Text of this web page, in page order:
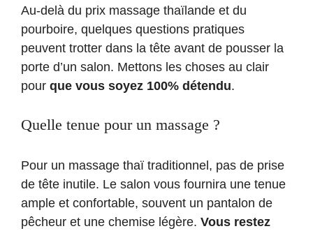
Au-delà du prix massage thaïlande et du
pourboire, quelques questions pratiques
peuvent trotter dans la tête avant de pousser la
porte d’un salon. Mettons les choses au clair
pour que vous soyez 100% détendu.
Quelle tenue pour un massage ?
Pour un massage thaï traditionnel, pas de prise
de tête inutile. Le salon vous fournira une tenue
ample et confortable, souvent un pantalon de
pêcheur et une chemise légère. Vous restez